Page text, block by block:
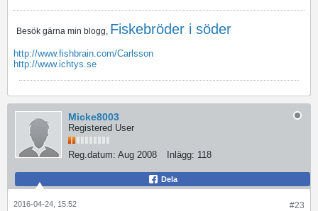
Besök gärna min blogg, Fiskebröder i söder
http://www.fishbrain.com/Carlsson
http://www.ichtys.se
Micke8003
Registered User
Reg.datum: Aug 2008 Inlägg: 118
Dela
#23
2016-04-24, 15:52